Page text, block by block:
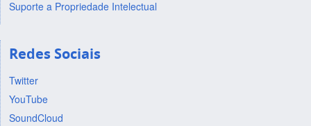
Suporte a Propriedade Intelectual
Redes Sociais
Twitter
YouTube
SoundCloud